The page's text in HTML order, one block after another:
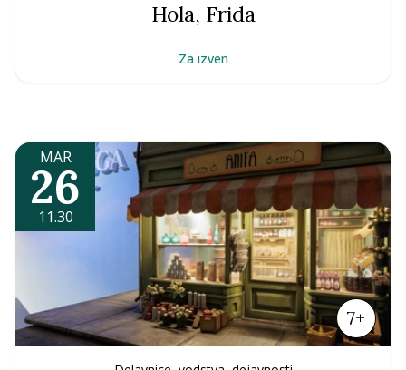
Hola, Frida
Za izven
MAR
26
11.30
7+